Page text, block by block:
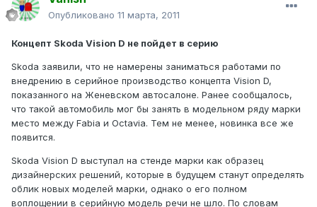
Опубликовано 11 марта, 2011
Концепт Skoda Vision D не пойдет в серию
Skoda заявили, что не намерены заниматься работами по
внедрению в серийное производство концепта Vision D,
показанного на Женевском автосалоне. Ранее сообщалось,
что такой автомобиль мог бы занять в модельном ряду марки
место между Fabia и Octavia. Тем не менее, новинка все же
появится.
Skoda Vision D выступал на стенде марки как образец
дизайнерских решений, которые в будущем станут определять
облик новых моделей марки, однако о его полном
воплощении в серийную модель речи не шло. По словам